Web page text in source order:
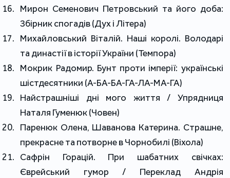
Мирон Семенович Петровський та його доба:
Збірник спогадів (Дух і Літера)
Михайловський Віталій. Наші королі. Володарі
та династії в історії України (Темпора)
Мокрик Радомир. Бунт проти імперії: українські
шістдесятники (А-БА-БА-ГА-ЛА-МА-ГА)
Найстрашніші дні мого життя / Упрядниця
Наталя Гуменюк (Човен)
Паренюк Олена, Шаванова Катерина. Страшне,
прекрасне та потворне в Чорнобилі (Віхола)
Сафрін Горацій. При шабатних свічках:
Єврейський гумор / Переклад Андрія